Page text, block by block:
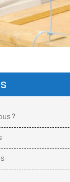
?